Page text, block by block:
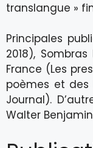
translangue »
Principales
2018),
France (Les
poèmes et des
Journal).
Walter Benjamin